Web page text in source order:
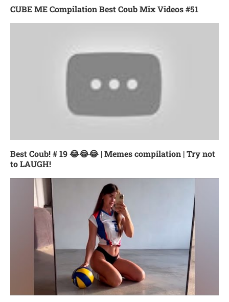
CUBE ME Compilation Best Coub Mix Videos #51
Best Coub! # 19 😂😂😂 | Memes compilation | Try not
to LAUGH!